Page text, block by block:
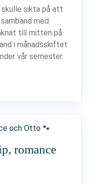
skulle sikta på att
med
till mitten på
i månadsskiftet
vår semester.
romance